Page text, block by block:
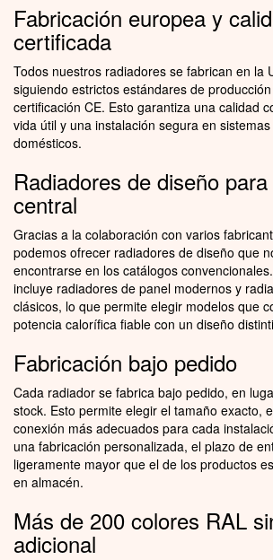
Fabricación europea y
certificada
Todos nuestros radiadores se fabrican en la
siguiendo estrictos estándares de
certificación CE. Esto garantiza una calidad
vida útil y una instalación segura en
domésticos.
Radiadores de diseño
central
Gracias a la colaboración con varios
podemos ofrecer radiadores de diseño que
encontrarse en los catálogos
incluye radiadores de panel modernos y
clásicos, lo que permite elegir modelos que
potencia calorífica fiable con un diseño
Fabricación bajo pedido
Cada radiador se fabrica bajo pedido, en
stock. Esto permite elegir el tamaño exacto,
conexión más adecuados para cada
una fabricación personalizada, el plazo de
ligeramente mayor que el de los productos
en almacén.
Más de 200 colores RAL
adicional